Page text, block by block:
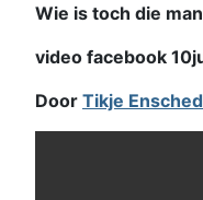
Wie is toch die
video facebook
Door Tikje